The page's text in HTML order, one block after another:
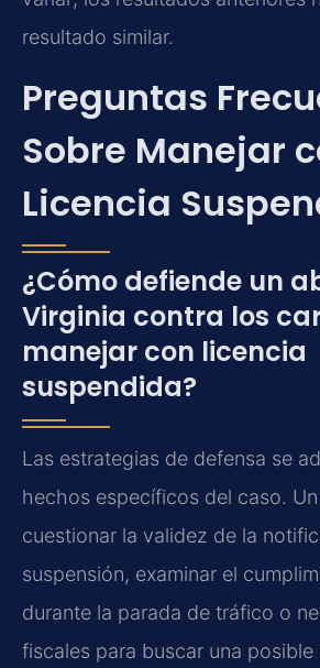
resultado similar.
Preguntas
Sobre Manejar
Licencia
¿Cómo defiende un
Virginia contra los
manejar con licencia
suspendida?
Las estrategias de defensa se
hechos específicos del caso.
cuestionar la validez de la
suspensión, examinar el
durante la parada de tráfico o
fiscales para buscar una